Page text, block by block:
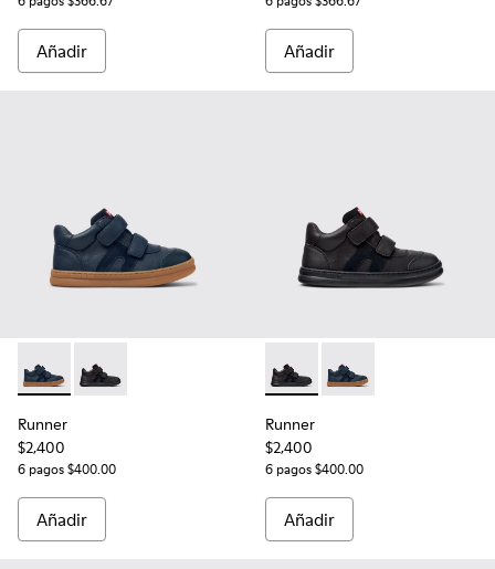
Añadir Añadir
Runner - K900384-001 - Zapatillas azules de piel y nobuk
Runner - K900384-002 - Zapatillas negras de piel y
Runner
$2,400
6 pagos $400.00
Añadir
Runner - K900384-002 -
Runner - K900384-
Runner
$2,400
6 pagos $400.00
Añadir